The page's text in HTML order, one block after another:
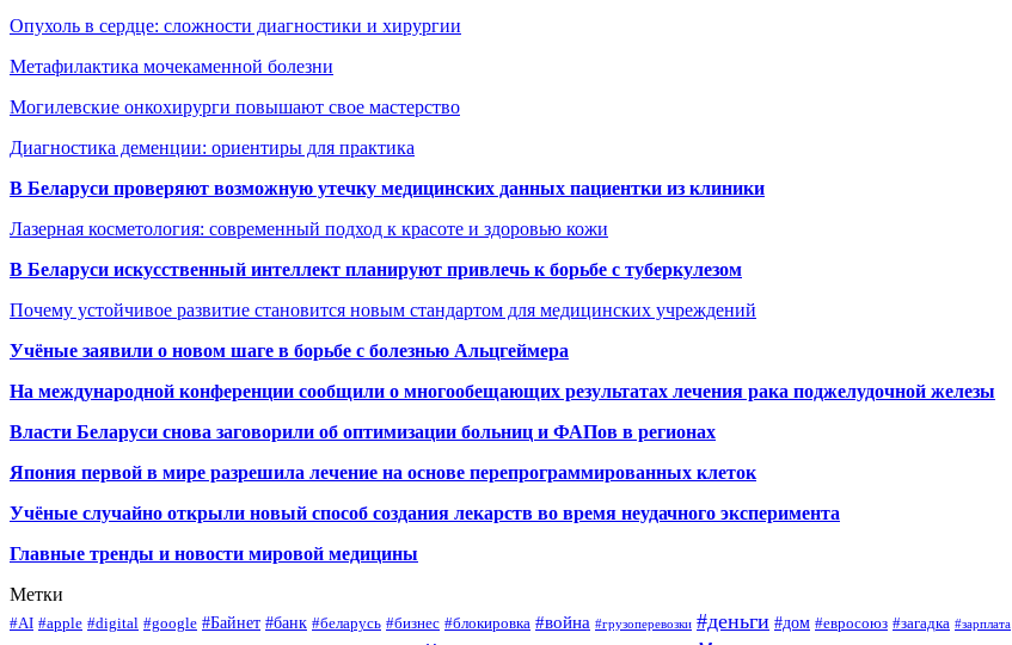
Опухоль в сердце: сложности диагностики и хирургии
Метафилактика мочекаменной болезни
Могилевские онкохирурги повышают свое мастерство
Диагностика деменции: ориентиры для практика
В Беларуси проверяют возможную утечку медицинских данных пациентки из клиники
Лазерная косметология: современный подход к красоте и здоровью кожи
В Беларуси искусственный интеллект планируют привлечь к борьбе с туберкулезом
Почему устойчивое развитие становится новым стандартом для медицинских учреждений
Учёные заявили о новом шаге в борьбе с болезнью Альцгеймера
На международной конференции сообщили о многообещающих результатах лечения рака поджелудочной железы
Власти Беларуси снова заговорили об оптимизации больниц и ФАПов в регионах
Япония первой в мире разрешила лечение на основе перепрограммированных клеток
Учёные случайно открыли новый способ создания лекарств во время неудачного эксперимента
Главные тренды и новости мировой медицины
Метки
#AI #apple #digital #google #Байнет #банк #беларусь #бизнес #блокировка #война #грузоперевозки #деньги #дом #евросоюз #загадка #зарплата